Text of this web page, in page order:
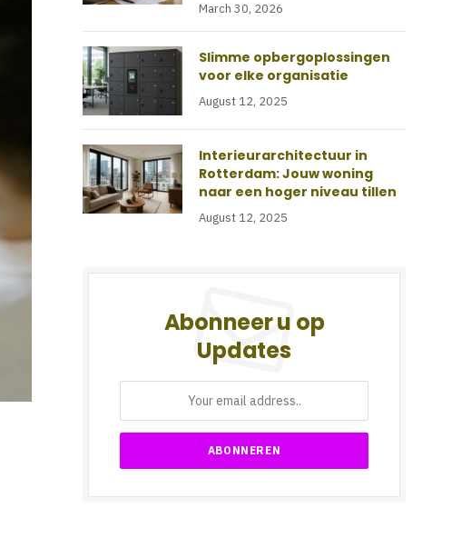
March 30, 2026
Slimme opbergoplossingen
voor elke organisatie
August 12, 2025
Interieurarchitectuur in
Rotterdam: Jouw woning
naar een hoger niveau tillen
August 12, 2025
Abonneer u op
Updates